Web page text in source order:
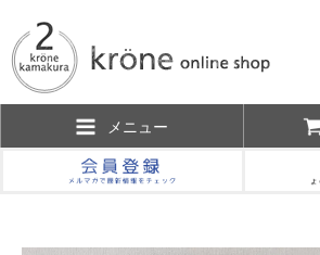
メニュー